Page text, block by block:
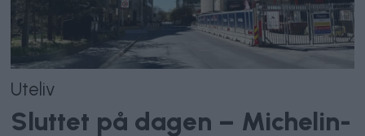
Uteliv
Sluttet på dagen – Michelin-